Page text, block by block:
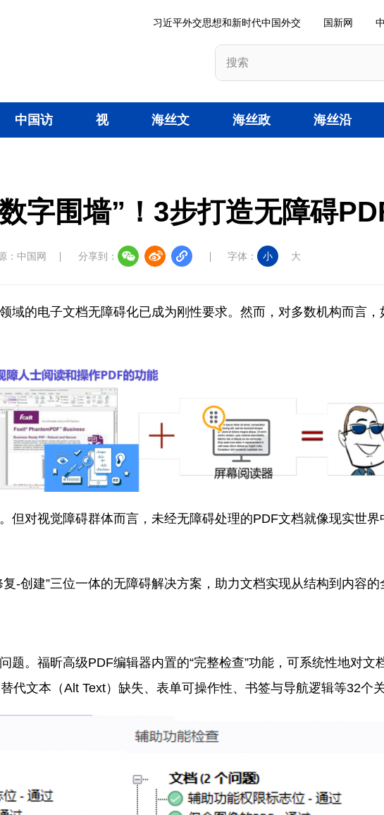
习近平外交思想和新时代中国外交 国新网
中国访 视 海丝文 海丝政 海丝沿
字围墙”！3步打造无障碍
：中国网 分享到： 字体： 小 大
域的电子文档无障碍化已成为刚性要求。然而，对多数机构而言
但对视觉障碍群体而言，未经无障碍处理的PDF文档就像现实世
-创建”三位一体的无障碍解决方案，助力文档实现从结构到内容的
题。福昕高级PDF编辑器内置的“完整检查”功能，可系统性地对文
代文本（Alt Text）缺失、表单可操作性、书签与导航逻辑等32个关